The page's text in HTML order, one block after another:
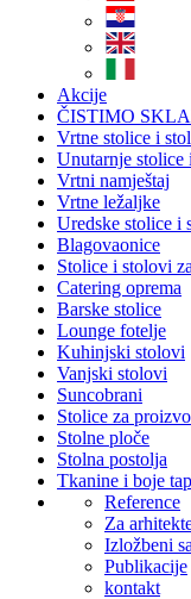
Akcije
ČISTIMO
Vrtne stolice i
Unutarnje stolice
Vrtni namještaj
Vrtne ležaljke
Uredske stolice i
Blagovaonice
Stolice i stolovi
Catering oprema
Barske stolice
Lounge fotelje
Kuhinjski stolovi
Vanjski stolovi
Suncobrani
Stolice za
Stolne ploče
Stolna postolja
Tkanine i boje
Reference
Za
Izložbeni
Publikacije
kontakt